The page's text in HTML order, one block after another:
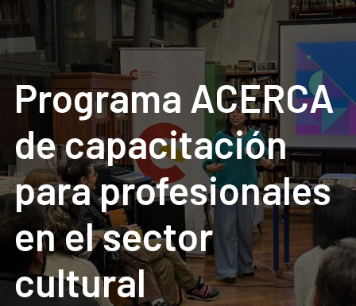
Programa ACERCA
de capacitación
para profesionales
en el sector
cultural